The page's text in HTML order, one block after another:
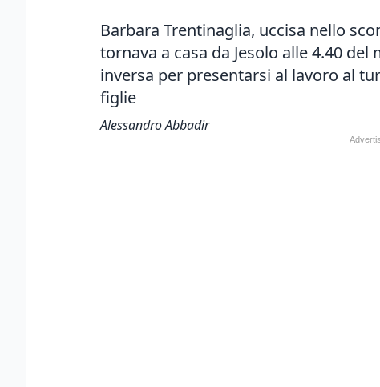
Barbara Trentinaglia, uccisa nello
tornava a casa da Jesolo alle 4.40
inversa per presentarsi al lavoro al
figlie
Alessandro Abbadir